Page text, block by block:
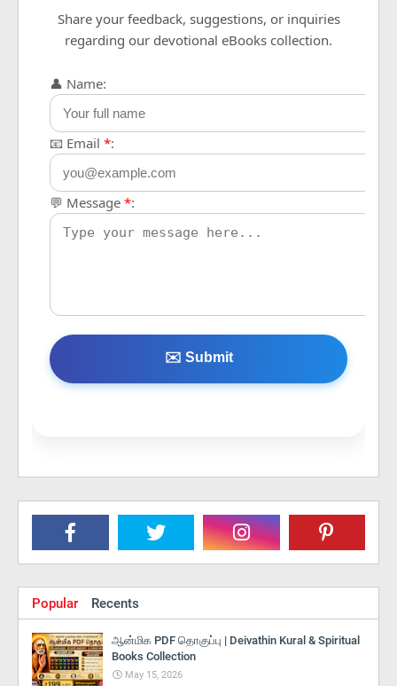
Share your feedback, suggestions, or inquiries
regarding our devotional eBooks collection.
👤 Name:
📧 Email *:
💬 Message *:
✉️ Submit
Popular Recents
ஆன்மிக PDF தொகுப்பு | Deivathin Kural & Spiritual
Books Collection
May 15, 2026